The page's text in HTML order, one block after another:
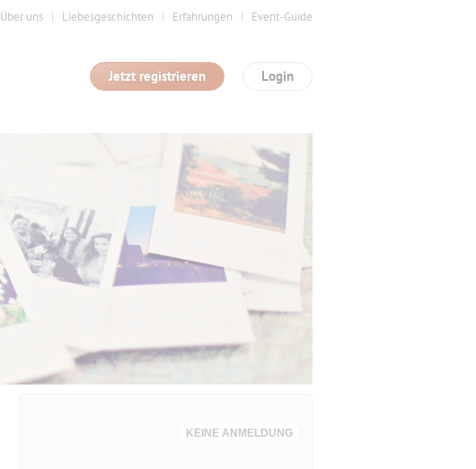
Über uns Liebesgeschichten Erfahrungen Event-Guide
Login
Jetzt registrieren
KEINE ANMELDUNG